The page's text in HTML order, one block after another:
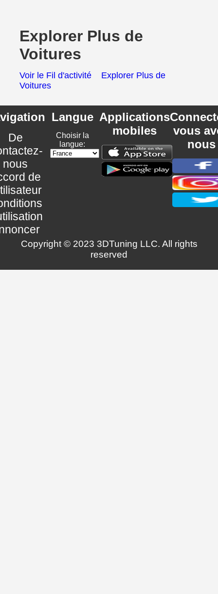
Explorer Plus de
Voitures
Voir le Fil d'activité
Explorer Plus de
Voitures
De
nous
de
Langue
Choisir la
langue:
Applications
mobiles
vous
nous
Copyright © 2023 3DTuning LLC. All rights
reserved